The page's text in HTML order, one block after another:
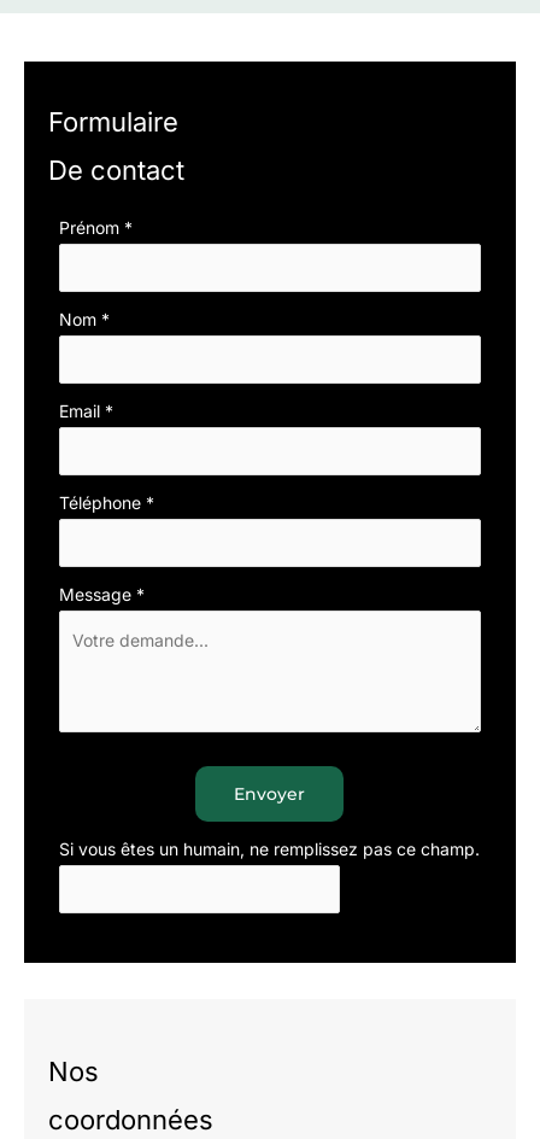
Formulaire
De contact
Formulaire
avec
téléphone
Prénom *
Nom *
Email *
Téléphone *
Message *
Envoyer
Si vous êtes un humain, ne remplissez pas ce champ.
Nos
coordonnées